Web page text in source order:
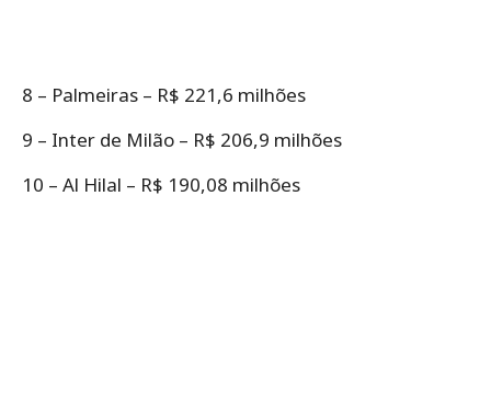
8 – Palmeiras – R$ 221,6 milhões
9 – Inter de Milão – R$ 206,9 milhões
10 – Al Hilal – R$ 190,08 milhões